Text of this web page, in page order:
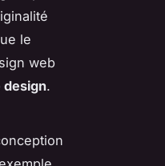
le
web
design.